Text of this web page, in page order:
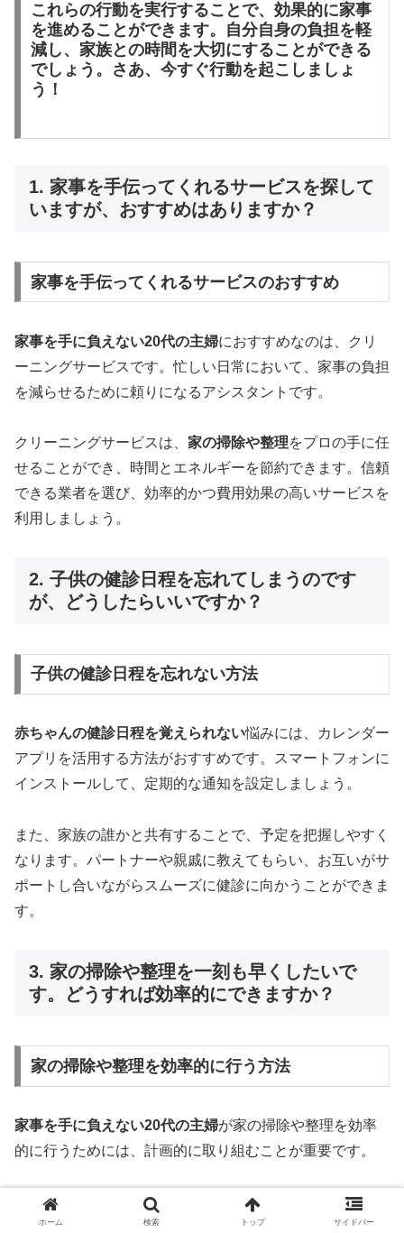
これらの行動を実行することで、効果的に家事
を進めることができます。自分自身の負担を軽
減し、家族との時間を大切にすることができる
でしょう。さあ、今すぐ行動を起こしましょ
う！
1. 家事を手伝ってくれるサービスを探して
いますが、おすすめはありますか？
家事を手伝ってくれるサービスのおすすめ
家事を手に負えない20代の主婦におすすめなのは、クリ
ーニングサービスです。忙しい日常において、家事の負担
を減らせるために頼りになるアシスタントです。
クリーニングサービスは、 家の掃除や整理をプロの手に任
せることができ、時間とエネルギーを節約できます。信頼
できる業者を選び、効率的かつ費用効果の高いサービスを
利用しましょう。
2. 子供の健診日程を忘れてしまうのです
が、どうしたらいいですか？
子供の健診日程を忘れない方法
赤ちゃんの健診日程を覚えられない悩みには、カレンダー
アプリを活用する方法がおすすめです。スマートフォンに
インストールして、定期的な通知を設定しましょう。
また、家族の誰かと共有することで、予定を把握しやすく
なります。パートナーや親戚に教えてもらい、お互いがサ
ポートし合いながらスムーズに健診に向かうことができま
す。
3. 家の掃除や整理を一刻も早くしたいで
す。どうすれば効率的にできますか？
家の掃除や整理を効率的に行う方法
家事を手に負えない20代の主婦が家の掃除や整理を効率
的に行うためには、計画的に取り組むことが重要です。
まず、タスクを優先順位に並べ、時間を区切って取り組む
スケジュールを作成しましょう。また、物を整理する際に
ホーム 検索 トップ サイドバー